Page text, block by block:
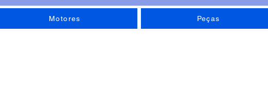
Motores Peças